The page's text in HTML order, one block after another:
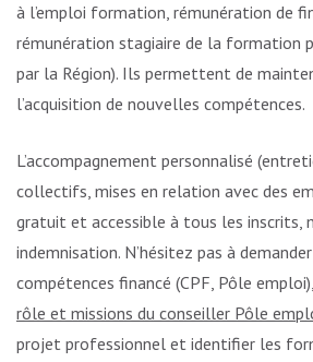
à l’emploi formation, rémunération de
rémunération stagiaire de la formation
par la Région). Ils permettent de
l’acquisition de nouvelles compétences.
L’accompagnement personnalisé
collectifs, mises en relation avec des
gratuit et accessible à tous les inscrits,
indemnisation. N’hésitez pas à
compétences financé (CPF, Pôle
rôle et missions du conseiller Pôle
projet professionnel et identifier les